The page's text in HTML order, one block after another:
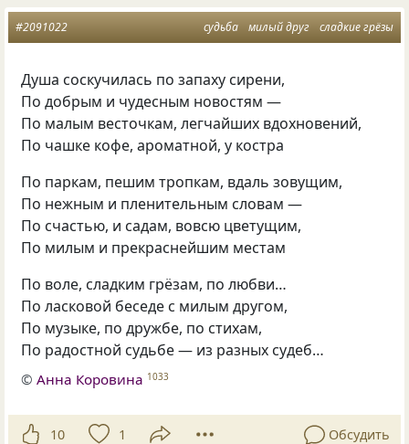
судьба милый друг сладкие грёзы
#2091022
Душа соскучилась по запаху сирени,
По добрым и чудесным новостям —
По малым весточкам, легчайших вдохновений,
По чашке кофе, ароматной, у костра
По паркам, пешим тропкам, вдаль зовущим,
По нежным и пленительным словам —
По счастью, и садам, вовсю цветущим,
По милым и прекраснейшим местам
По воле, сладким грёзам, по любви…
По ласковой беседе с милым другом,
По музыке, по дружбе, по стихам,
По радостной судьбе — из разных судеб…
©Анна Коровина 1033
10 1 Обсудить